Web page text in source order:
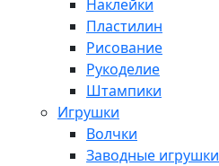
Наклейки
Пластилин
Рисование
Рукоделие
Штампики
Игрушки
Волчки
Заводные игрушки